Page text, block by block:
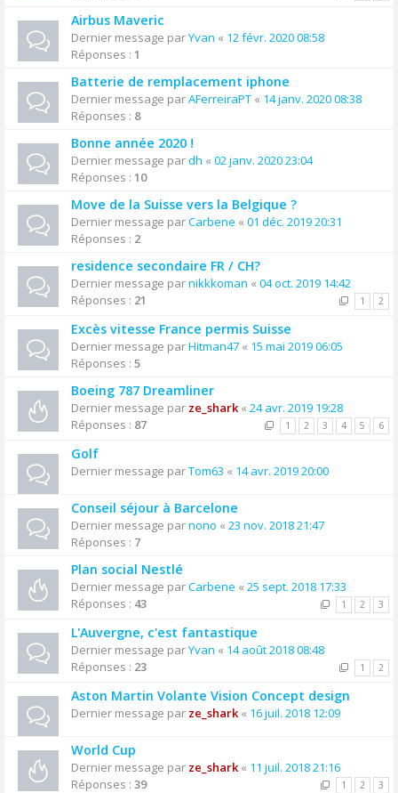
Airbus Maveric
Dernier message parYvan « 12 févr. 2020 08:58
Réponses : 1
Batterie de remplacement iphone
Dernier message parAFerreiraPT « 14 janv. 2020 08:38
Réponses : 8
Bonne année 2020 !
Dernier message pardh « 02 janv. 2020 23:04
Réponses : 10
Move de la Suisse vers la Belgique ?
Dernier message parCarbene « 01 déc. 2019 20:31
Réponses : 2
residence secondaire FR / CH?
Dernier message parnikkkoman « 04 oct. 2019 14:42
Réponses : 21 1 2
Excès vitesse France permis Suisse
Dernier message parHitman47 « 15 mai 2019 06:05
Réponses : 5
Boeing 787 Dreamliner
Dernier message par ze_shark« 24 avr. 2019 19:28
Réponses : 87 1 2 3 4 5 6
Golf
Dernier message parTom63 « 14 avr. 2019 20:00
Conseil séjour à Barcelone
Dernier message parnono « 23 nov. 2018 21:47
Réponses : 7
Plan social Nestlé
Dernier message parCarbene « 25 sept. 2018 17:33
Réponses : 43 1 2 3
L'Auvergne, c'est fantastique
Dernier message parYvan « 14 août 2018 08:48
Réponses : 23 1 2
Aston Martin Volante Vision Concept design
Dernier message par ze_shark« 16 juil. 2018 12:09
World Cup
Dernier message par ze_shark« 11 juil. 2018 21:16
Réponses : 39 1 2 3